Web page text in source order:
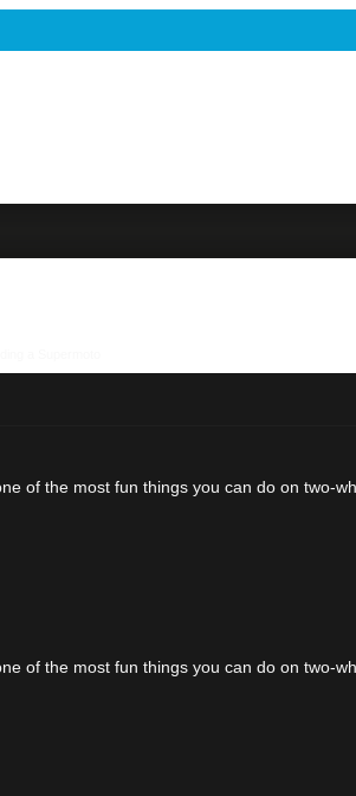
of the most fun things you can do on two-
of the most fun things you can do on two-